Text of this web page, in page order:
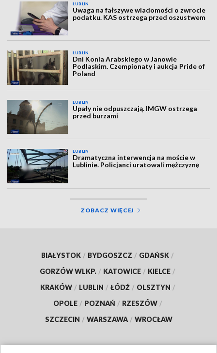
LUBLIN
Uwaga na fałszywe wiadomości o zwrocie
podatku. KAS ostrzega przed oszustwem
LUBLIN
Dni Konia Arabskiego w Janowie
Podlaskim. Czempionaty i aukcja Pride of
Poland
LUBLIN
Upały nie odpuszczają. IMGW ostrzega
przed burzami
LUBLIN
Dramatyczna interwencja na moście w
Lublinie. Policjanci uratowali mężczyznę
ZOBACZ WIĘCEJ
BIAŁYSTOK / BYDGOSZCZ / GDAŃSK /
GORZÓW WLKP. / KATOWICE / KIELCE /
KRAKÓW / LUBLIN / ŁÓDŹ / OLSZTYN /
OPOLE / POZNAŃ / RZESZÓW /
SZCZECIN / WARSZAWA / WROCŁAW